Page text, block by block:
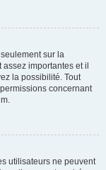
sur la
importantes et il
la possibilité. Tout
concernant
utilisateurs ne peuvent